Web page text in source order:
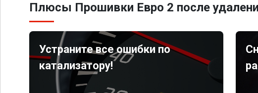
Плюсы Прошивки Евро 2 после
Устраните все ошибки по
катализатору!